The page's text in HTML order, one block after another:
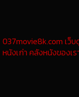
037movie8k.com เว็
หนังเก่า คลังหนังของเ